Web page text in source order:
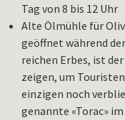
Tag von 8 bis 12 Uhr
Alte Ölmühle für
geöffnet während
reichen Erbes, ist
zeigen, um
einzigen noch
genannte «Torac»